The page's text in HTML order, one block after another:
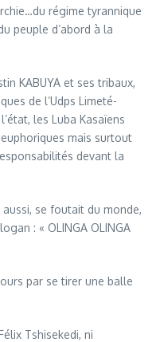
régime tyrannique
peuple d’abord à la
KABUYA et ses tribaux,
de l’Udps Limeté-
les Luba Kasaïens
mais surtout
devant la
se foutait du monde,
: « OLINGA OLINGA
par se tirer une balle
Tshisekedi, ni